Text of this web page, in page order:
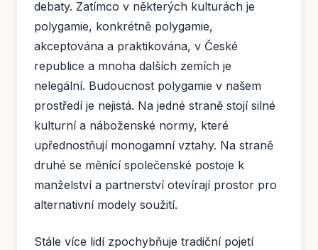
debaty. Zatímco v některých kulturách je
polygamie, konkrétně polygamie,
akceptována a praktikována, v České
republice a mnoha dalších zemích je
nelegální. Budoucnost polygamie v našem
prostředí je nejistá. Na jedné straně stojí silné
kulturní a náboženské normy, které
upřednostňují monogamní vztahy. Na straně
druhé se měnící společenské postoje k
manželství a partnerství otevírají prostor pro
alternativní modely soužití.
Stále více lidí zpochybňuje tradiční pojetí